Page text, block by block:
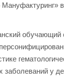
обучающий
заболеваний у